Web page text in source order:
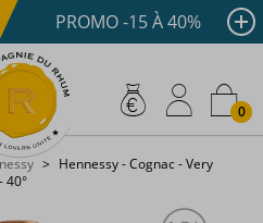
100 € Livraison offerte
PROMO -15 À 40%
0
Hennessy - Cognac - Very
40°